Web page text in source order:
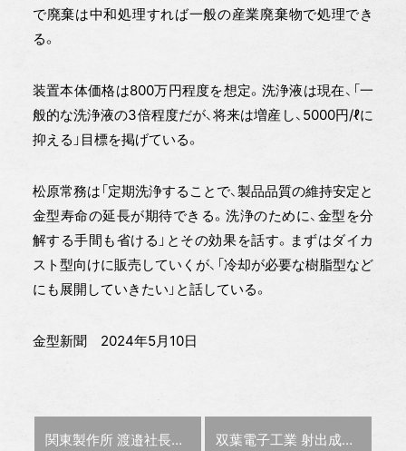
で廃棄は中和処理すれば一般の産業廃棄物で処理でき
る。
装置本体価格は800万円程度を想定。洗浄液は現在、「一
般的な洗浄液の3倍程度だが、将来は増産し、5000円/ℓに
抑える」目標を掲げている。
松原常務は「定期洗浄することで、製品品質の維持安定と
金型寿命の延長が期待できる。洗浄のために、金型を分
解する手間も省ける」とその効果を話す。まずはダイカ
スト型向けに販売していくが、「冷却が必要な樹脂型など
にも展開していきたい」と話している。
金型新聞 2024年5月10日
前の記事 :
関東製作所 渡邉社長インタビュー 【特集:営業ってどうする？】 次の記事 :
双葉電子工業 射出成形用AIを販売